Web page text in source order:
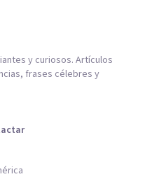
y curiosos. Artículos
frases célebres y